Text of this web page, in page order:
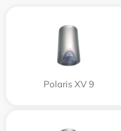
Polaris XV 9